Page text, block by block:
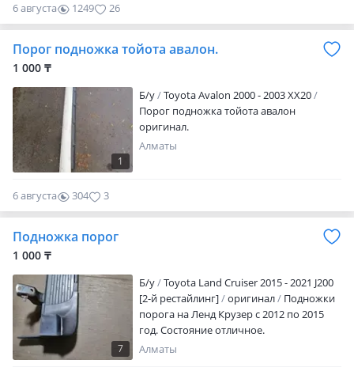
6 августа 1249 26
Порог подножка тойота авалон.
1 000 ₸
1
Б/y
Toyota Avalon 2000 - 2003 XX20
Порог подножка тойота авалон
оригинал.
Алматы
6 августа 304 3
Подножка порог
1 000 ₸
7
Б/y
Toyota Land Cruiser 2015 - 2021 J200
[2-й рестайлинг]
оригинал
Подножки
порога на Ленд Крузер с 2012 по 2015
год. Состояние отличное.
Алматы